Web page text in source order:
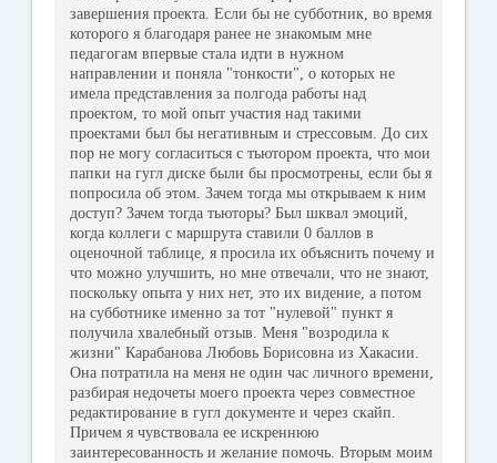
завершения проекта. Если бы не субботник, во время
которого я благодаря ранее не знакомым мне
педагогам впервые стала идти в нужном
направлении и поняла "тонкости", о которых не
имела представления за полгода работы над
проектом, то мой опыт участия над такими
проектами был бы негативным и стрессовым. До сих
пор не могу согласиться с тьютором проекта, что мои
папки на гугл диске были бы просмотрены, если бы я
попросила об этом. Зачем тогда мы открываем к ним
доступ? Зачем тогда тьюторы? Был шквал эмоций,
когда коллеги с маршрута ставили 0 баллов в
оценочной таблице, я просила их объяснить почему и
что можно улучшить, но мне отвечали, что не знают,
поскольку опыта у них нет, это их видение, а потом
на субботнике именно за тот "нулевой" пункт я
получила хвалебный отзыв. Меня "возродила к
жизни" Карабанова Любовь Борисовна из Хакасии.
Она потратила на меня не один час личного времени,
разбирая недочеты моего проекта через совместное
редактирование в гугл документе и через скайп.
Причем я чувствовала ее искреннюю
заинтересованность и желание помочь. Вторым моим